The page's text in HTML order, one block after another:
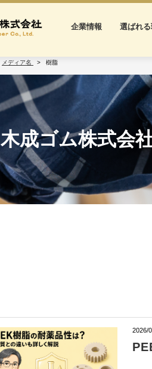
企業情報 選ばれ
メディア名 樹脂
木成ゴム株式会
2026/